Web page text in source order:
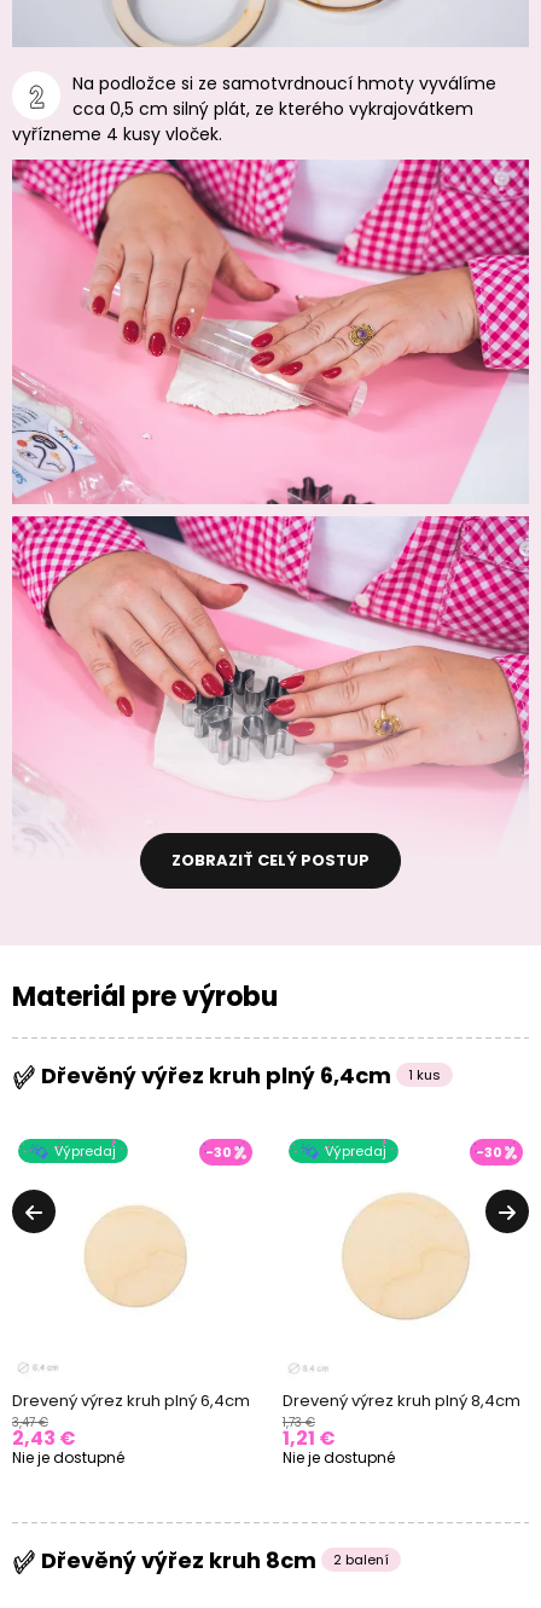
Na podložce si ze samotvrdnoucí hmoty vyválíme
cca 0,5 cm silný plát, ze kterého vykrajovátkem
vyřízneme 4 kusy vloček.
ZOBRAZIŤ CELÝ POSTUP
Materiál pre výrobu
Dřevěný výřez kruh plný 6,4cm 1 kus
Výpredaj -30
Drevený výrez kruh plný 6,4cm
3,47 €
2,43 €
Nie je dostupné
Výpredaj -30
Drevený výrez kruh plný 8,4cm
1,73 €
1,21 €
Nie je dostupné
Dřevěný výřez kruh 8cm 2 balení